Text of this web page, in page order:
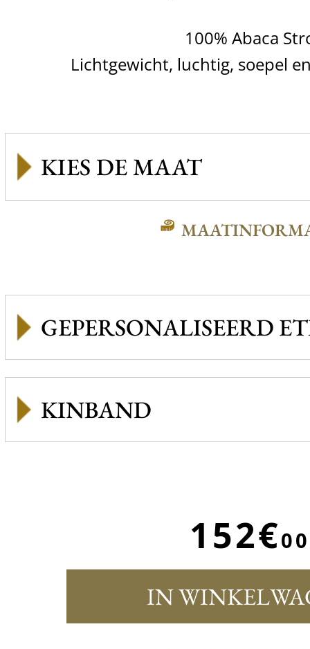
100% Abaca
Lichtgewicht, luchtig, soepel
GEPERSONALISEERD
KINBAND
152€00
IN